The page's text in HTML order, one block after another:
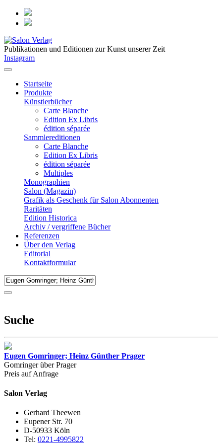
Publikationen und Editionen zur Kunst unserer Zeit
Instagram
Startseite
Produkte
Künstlerbücher
Carte Blanche
Edition Ex Libris
édition séparée
Sammlereditionen
Carte Blanche
Edition Ex Libris
édition séparée
Multiples
Monographien
Salon (Magazin)
Grafik als Geschenk für Salon Abonnenten
Raritäten
Edition Historica
Archiv / vergriffene Bücher
Referenzen
Über den Verlag
Editorial
Kontaktformular
Suche
Eugen Gomringer; Heinz Günther Prager
Gomringer über Prager
Preis auf Anfrage
Salon Verlag
Gerhard Theewen
Eupener Str. 70
D-50933 Köln
Tel: 0221-4995822